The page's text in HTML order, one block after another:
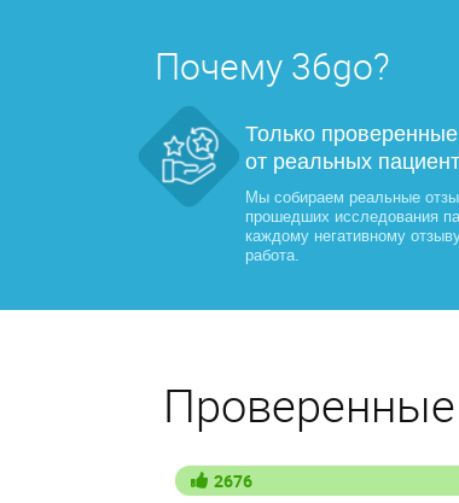
Почему 36go?
Только
от реальных
Мы собираем реальные
прошедших исследования
каждому негативному
работа.
2676